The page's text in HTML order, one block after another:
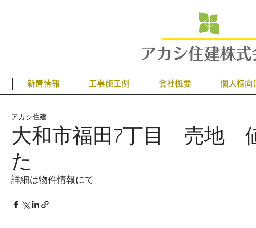
新着情報 工事施工例 会社概要 個人様向
大和市福田7丁目 売地
た
アカシ住建
詳細は物件情報にて